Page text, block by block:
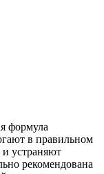
формула
в правильном
устраняют
рекомендована